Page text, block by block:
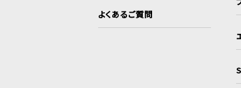
よくあるご質問